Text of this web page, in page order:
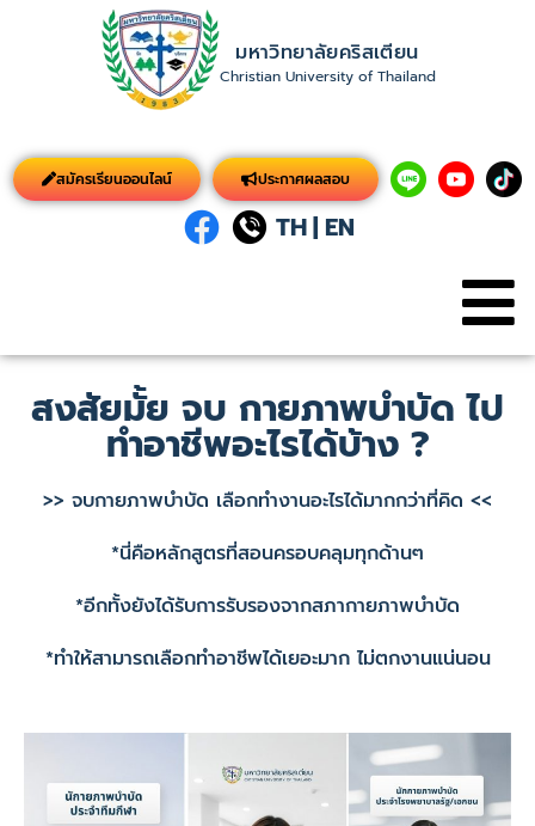
มหาวิทยาลัยคริสเตียน
Christian University of Thailand
สมัครเรียนออนไลน์ ประกาศผลสอบ
TH| EN
สงสัยมั้ย จบ กายภาพบำบัด ไป
ทำอาชีพอะไรได้บ้าง ?
>> จบกายภาพบำบัด เลือกทำงานอะไรได้มากกว่าที่คิด <<
*นี่คือหลักสูตรที่สอนครอบคลุมทุกด้านๆ
*อีกทั้งยังได้รับการรับรองจากสภากายภาพบำบัด
*ทำให้สามารถเลือกทำอาชีพได้เยอะมาก ไม่ตกงานแน่นอน